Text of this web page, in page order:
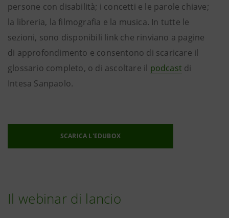
persone con disabilità; i concetti e le parole chiave;
la libreria, la filmografia e la musica. In tutte le
sezioni, sono disponibili link che rinviano a pagine
di approfondimento e consentono di scaricare il
glossario completo, o di ascoltare il podcast di
Intesa Sanpaolo.
SCARICA L'EDUBOX
Il webinar di lancio